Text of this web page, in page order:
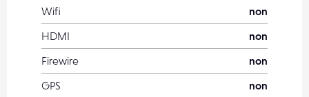
Wifi
non
HDMI
non
Firewire
non
GPS
non